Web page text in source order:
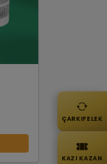
ÇARKIFELEK
KAZI KAZAN